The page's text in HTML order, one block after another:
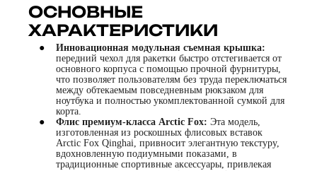
ОСНОВНЫЕ
ХАРАКТЕРИСТИКИ
●
Инновационная модульная съемная крышка:
передний чехол для ракетки быстро отстегивается от
основного корпуса с помощью прочной фурнитуры,
что позволяет пользователям без труда переключаться
между обтекаемым повседневным рюкзаком для
ноутбука и полностью укомплектованной сумкой для
корта.
● Флис премиум-класса Arctic Fox: Эта модель,
изготовленная из роскошных флисовых вставок
Arctic Fox Qinghai, привносит элегантную текстуру,
вдохновленную подиумными показами, в
традиционные спортивные аксессуары, привлекая